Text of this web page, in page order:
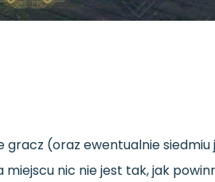
gracz (oraz ewentualnie
nic nie jest tak, jak